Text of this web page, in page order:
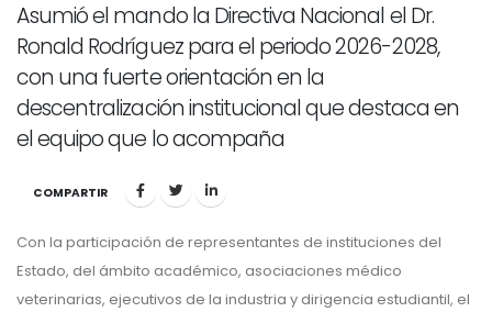
Asumió el mando la Directiva Nacional el Dr.
Ronald Rodríguez para el periodo 2026-2028,
con una fuerte orientación en la
descentralización institucional que destaca en
el equipo que lo acompaña
COMPARTIR
Con la participación de representantes de instituciones del
Estado, del ámbito académico, asociaciones médico
veterinarias, ejecutivos de la industria y dirigencia estudiantil, el